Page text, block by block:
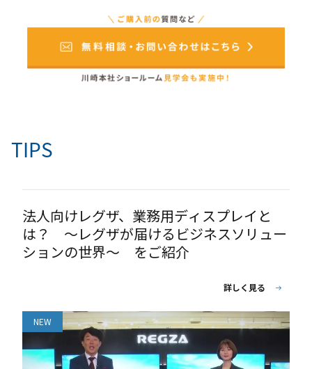
TIPS
法人向けレグザ、業務用ディスプレイと
は？ ～レグザが届けるビジネスソリュー
ションの世界～ をご紹介
詳しく見る
NEW